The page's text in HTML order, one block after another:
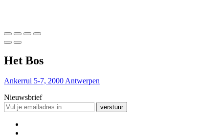
Het Bos
Ankerrui 5-7, 2000 Antwerpen
Nieuwsbrief
verstuur